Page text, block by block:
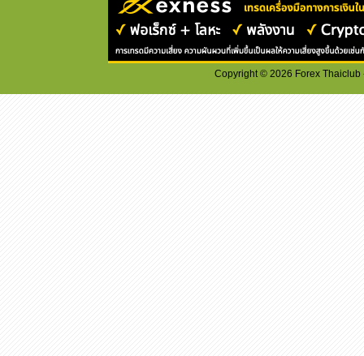
Copyright ©2026 Forex Thaiclub